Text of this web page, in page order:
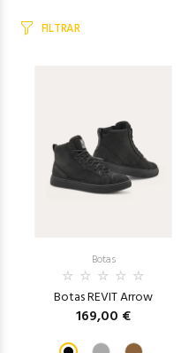
FILTRAR
Botas
Botas REVIT Arrow
169,00 €